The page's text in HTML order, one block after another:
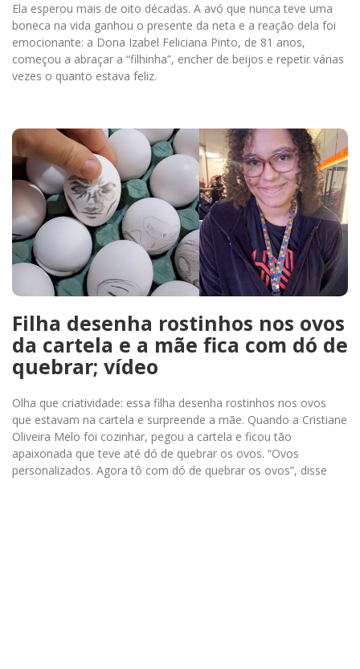
Ela esperou mais de oito décadas. A avó que nunca teve uma
boneca na vida ganhou o presente da neta e a reação dela foi
emocionante: a Dona Izabel Feliciana Pinto, de 81 anos,
começou a abraçar a “filhinha”, encher de beijos e repetir várias
vezes o quanto estava feliz.
Filha desenha rostinhos nos ovos
da cartela e a mãe fica com dó de
quebrar; vídeo
Olha que criatividade: essa filha desenha rostinhos nos ovos
que estavam na cartela e surpreende a mãe. Quando a Cristiane
Oliveira Melo foi cozinhar, pegou a cartela e ficou tão
apaixonada que teve até dó de quebrar os ovos. “Ovos
personalizados. Agora tô com dó de quebrar os ovos”, disse